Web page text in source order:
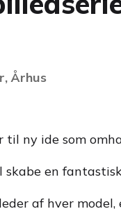
Århus
til ny ide som
skabe en
af hver model,